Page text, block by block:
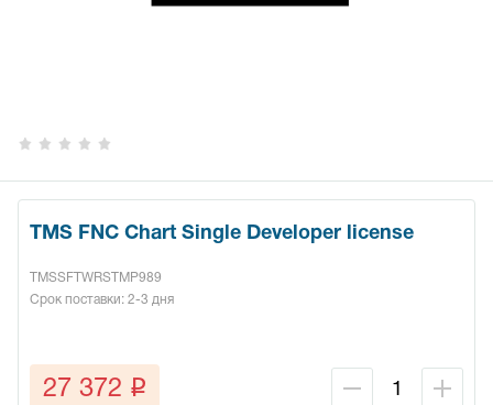
TMS FNC Chart Single Developer license
TMSSFTWRSTMP989
Срок поставки: 2-3 дня
27 372 q